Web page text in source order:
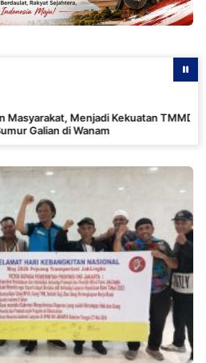
Menjadi Kekuatan TMMD
Wanam